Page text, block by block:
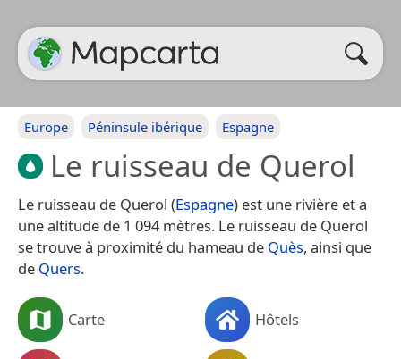
Europe Péninsule ibérique Espagne
Le ruisseau de Querol
Le ruisseau de Querol (Espagne) est une rivière et a
une altitude de 1 094 mètres. Le ruisseau de Querol
se trouve à proximité du hameau de Quès, ainsi que
de Quers.
Carte Hôtels